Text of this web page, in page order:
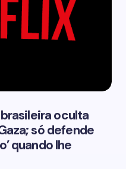
oculta
só defende
quando lhe